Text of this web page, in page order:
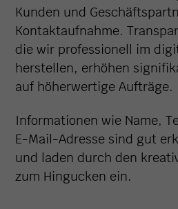
Kunden und
Kontaktaufnahme.
die wir professionell im
herstellen, erhöhen
auf höherwertige Aufträge.
Informationen wie Name,
E-Mail-Adresse sind gut
und laden durch den
zum Hingucken ein.